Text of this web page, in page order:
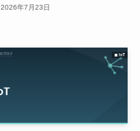
2026年7月23日